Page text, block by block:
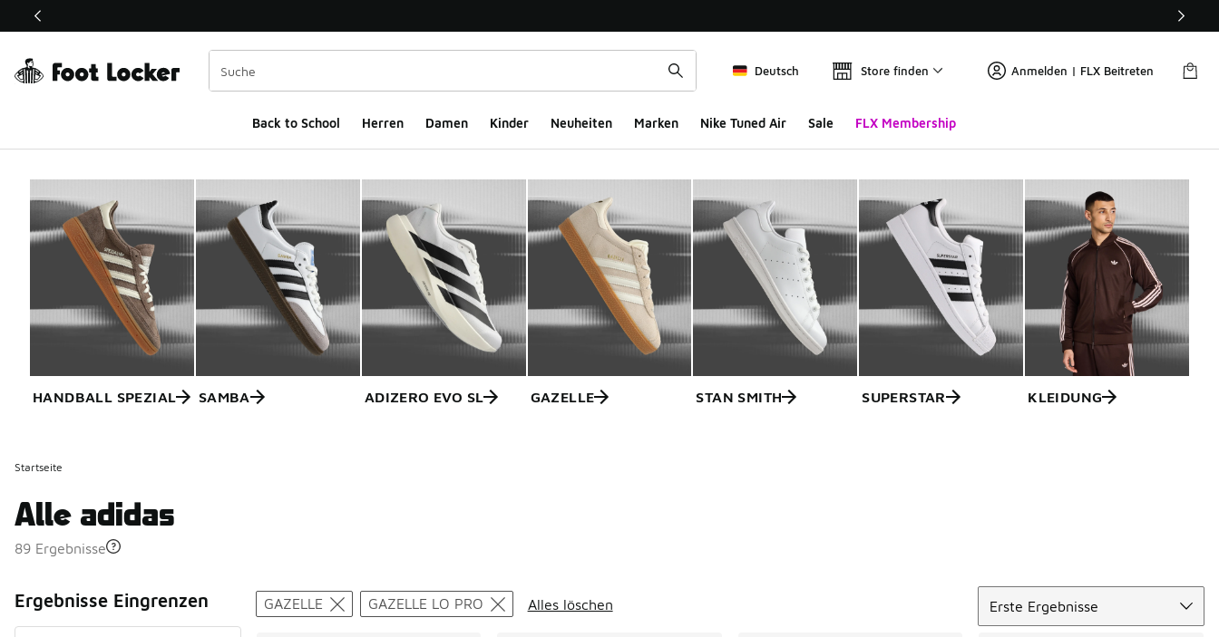
Dieser Link öffnet sich in einem neuen Fenster
Deutsch Store finden Anmelden | FLX Beitreten
Back to School Herren Damen Kinder Neuheiten Marken Nike Tuned Air Sale FLX Membership
HANDBALL SPEZIAL SAMBA ADIZERO EVO SL GAZELLE STAN SMITH SUPERSTAR KLEIDUNG
Startseite
Alle adidas
89 Ergebnisse
Ergebnisse Eingrenzen Search Results
GAZELLE GAZELLE LO PRO Alles löschen
Erste Ergebnisse